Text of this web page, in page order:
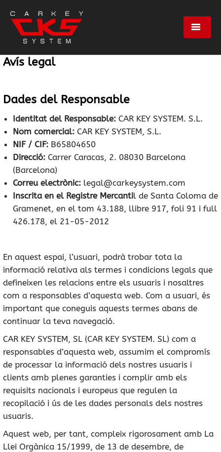
Marques
Contacte
933 110 764
TRUCA ARA
Avís legal
Dades del Responsable
Identitat del Responsable: CAR KEY SYSTEM. S.L.
Nom comercial: CAR KEY SYSTEM, S.L.
NIF / CIF: B65804650
Direcció: Carrer Caracas, 2. 08030 Barcelona
(Barcelona)
Correu electrònic: legal@carkeysystem.com
Inscrita en el Registre Mercantil de Santa Coloma de
Gramenet, en el tom 43.188, llibre 917, foli 91 i full
426.178, el 21-05-2012
En aquest espai, l’usuari, podrà trobar tota la
informació relativa als termes i condicions legals que
defineixen les relacions entre els usuaris i nosaltres
com a responsables d’aquesta web. Com a usuari, és
important que coneguis aquests termes abans de
continuar la teva navegació.
CAR KEY SYSTEM, SL (CAR KEY SYSTEM. SL) com a
responsables d’aquesta web, assumim el compromís
de processar la informació dels nostres usuaris i
clients amb plenes garanties i complir amb els
requisits nacionals i europeus que regulen la
recopilació i ús de les dades personals dels nostres
usuaris.
Aquest web, per tant, compleix rigorosament amb La
Llei Orgànica 15/1999, de 13 de desembre, de